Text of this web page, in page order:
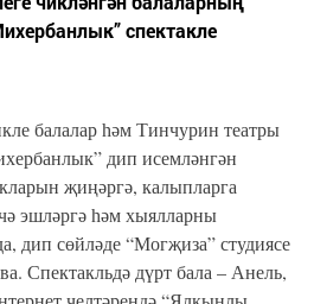
спектакле
балалар һәм Тинчурин театры
дип исемләнгән
җиңәргә, калыпларга
эшләргә һәм хыялларны
дип сөйләде “Могҗиза” студиясе
Спектакльдә дүрт бала – Анель,